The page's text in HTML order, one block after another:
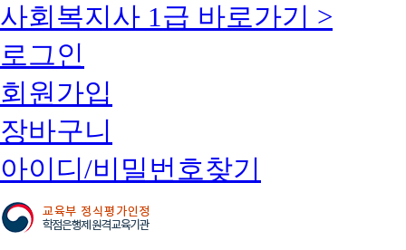
사회복지사 1급 바로가기 >
로그인
회원가입
장바구니
아이디/비밀번호찾기